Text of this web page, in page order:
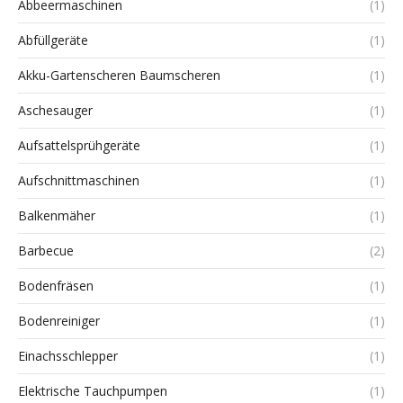
Abbeermaschinen (1)
Abfüllgeräte (1)
Akku-Gartenscheren Baumscheren (1)
Aschesauger (1)
Aufsattelsprühgeräte (1)
Aufschnittmaschinen (1)
Balkenmäher (1)
Barbecue (2)
Bodenfräsen (1)
Bodenreiniger (1)
Einachsschlepper (1)
Elektrische Tauchpumpen (1)